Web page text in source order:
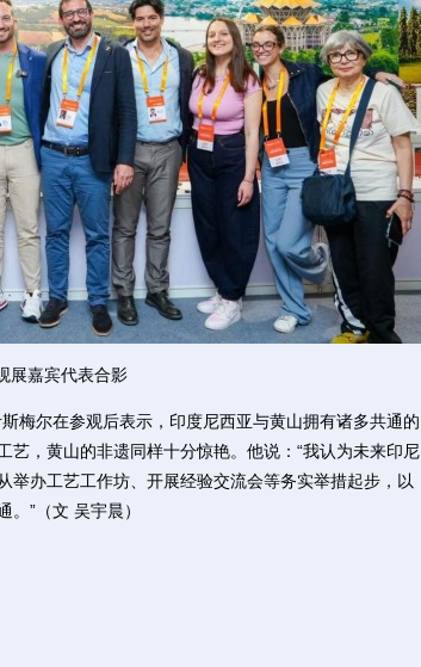
展嘉宾代表合影
尔在参观后表示，印度尼西亚与黄山拥有诸多共通的
艺，黄山的非遗同样十分惊艳。他说：“我认为未来印尼
举办工艺工作坊、开展经验交流会等务实举措起步，以
”（文 吴宇晨）